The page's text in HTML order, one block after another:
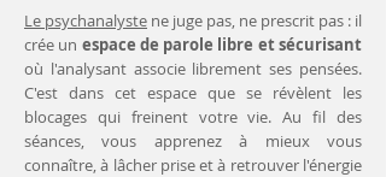
Le psychanalyste ne juge pas, ne prescrit pas : il
crée un espace de parole libre et sécurisant
où l'analysant associe librement ses pensées.
C'est dans cet espace que se révèlent les
blocages qui freinent votre vie. Au fil des
séances, vous apprenez à mieux vous
connaître, à lâcher prise et à retrouver l'énergie